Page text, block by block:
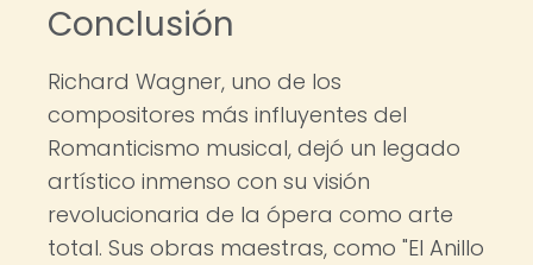
Conclusión
Richard Wagner, uno de los
compositores más influyentes del
Romanticismo musical, dejó un legado
artístico inmenso con su visión
revolucionaria de la ópera como arte
total. Sus obras maestras, como "El Anillo